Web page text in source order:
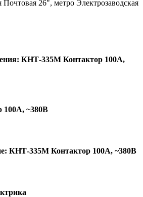
26", метро Электрозаводская
КНТ-335М Контактор 100А,
~380В
КНТ-335М Контактор 100А, ~380В